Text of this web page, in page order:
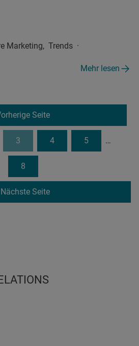
Marketing, Trends ·
Mehr lesen
Seite
3 4 5 …
8
Nächste Seite